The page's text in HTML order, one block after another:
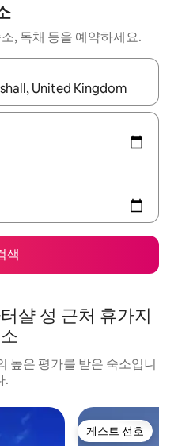
, 독채 등을 예약하세요.
를 사용하거나 터치 또는 스와이
색
샬 성 근처 휴가지
높은 평가를 받은 숙소입니
.
게스트 선호
게스트 선호